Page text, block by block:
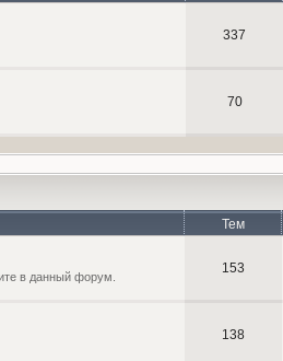
337
70
Тем
в данный форум.
153
138